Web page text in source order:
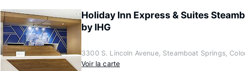
Holiday Inn Express & Suites
by IHG
3300 S. Lincoln Avenue, Steamboat Springs,
Voir la carte